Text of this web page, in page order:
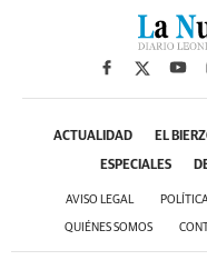
ACTUALIDAD EL
ESPECIALES
AVISO LEGAL
QUIÉNES SOMOS